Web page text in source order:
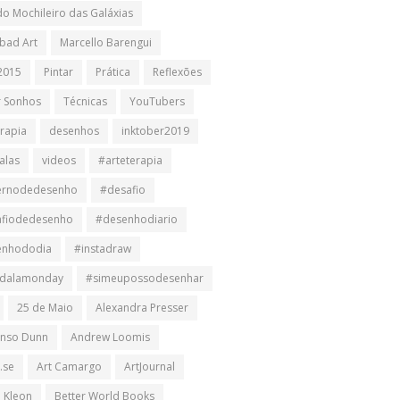
Mochileiro das Galáxias
Art
Marcello Barengui
Pintar Prática
Reflexões
Sonhos
Técnicas
YouTubers
desenhos
inktober2019
videos
#arteterapia
#desafio
#desenhodiario
#instadraw
#simeupossodesenhar
25 de Maio
Alexandra Presser
Dunn
Andrew Loomis
Art Camargo
ArtJournal
Kleon
Better World Books